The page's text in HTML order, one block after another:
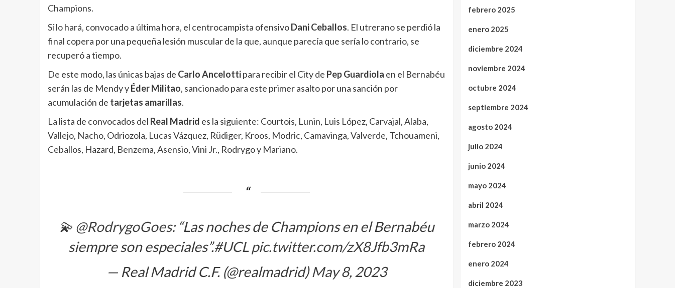
Champions.
Sí lo hará, convocado a última hora, el centrocampista ofensivoDani Ceballos. El utrerano se perdió la
final copera por una pequeña lesión muscular de la que, aunque parecía que sería lo contrario, se
recuperó a tiempo.
De este modo, las únicas bajas de Carlo Ancelottipara recibir el City de Pep Guardiola en el Bernabéu
serán las de Mendy yÉder Militao, sancionado para este primer asalto por una sanción por
acumulación de tarjetas amarillas.
La lista de convocados del Real Madrid es la siguiente: Courtois, Lunin, Luis López, Carvajal, Alaba,
Vallejo, Nacho, Odriozola, Lucas Vázquez, Rüdiger, Kroos, Modric, Camavinga, Valverde, Tchouameni,
Ceballos, Hazard, Benzema, Asensio, Vini Jr., Rodrygo y Mariano.
💫 @RodrygoGoes: “Las noches de Champions en el Bernabéu
siempre son especiales”.#UCL pic.twitter.com/zX8Jfb3mRa
— Real Madrid C.F. (@realmadrid)May 8, 2023
febrero 2025
enero 2025
diciembre 2024
noviembre 2024
octubre 2024
septiembre 2024
agosto 2024
julio 2024
junio 2024
mayo 2024
abril 2024
marzo 2024
febrero 2024
enero 2024
diciembre 2023